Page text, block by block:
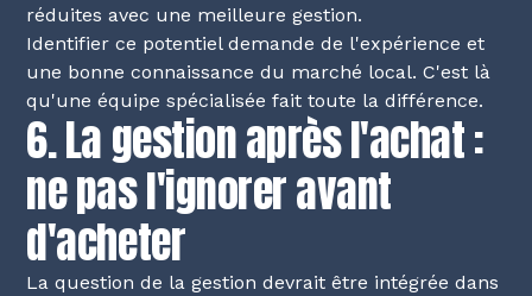
réduites avec une meilleure gestion.
Identifier ce potentiel demande de l'expérience et
une bonne connaissance du marché local. C'est là
qu'une équipe spécialisée fait toute la différence.
6. La gestion après l'achat :
ne pas l'ignorer avant
d'acheter
La question de la gestion devrait être intégrée dans